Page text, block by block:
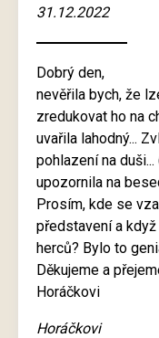
31.12.2022
Dobrý den,
nevěřila bych, že
zredukovat ho na
uvařila lahodný...
pohlazení na
upozornila na
Prosím, kde se
představení a
herců? Bylo to
Děkujeme a
Horáčkovi
Horáčkovi